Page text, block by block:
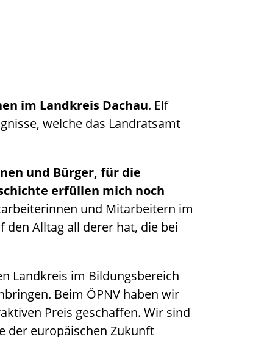
im Landkreis Dachau. Elf
welche das Landratsamt
und Bürger, für die
erfüllen mich noch
und Mitarbeitern im
den Alltag all derer hat, die bei
Landkreis im Bildungsbereich
Beim ÖPNV haben wir
Preis geschaffen. Wir sind
der europäischen Zukunft